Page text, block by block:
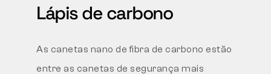
Lápis de carbono
As canetas nano de fibra de carbono estão
entre as canetas de segurança mais